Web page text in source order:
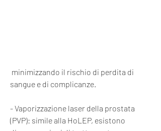
sangue e di complicanze.
- Vaporizzazione laser della prostata
(PVP): simile alla HoLEP, esistono